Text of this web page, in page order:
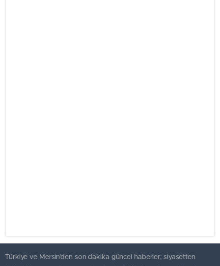
Türkiye ve Mersin’den son dakika güncel haberler; siyasetten